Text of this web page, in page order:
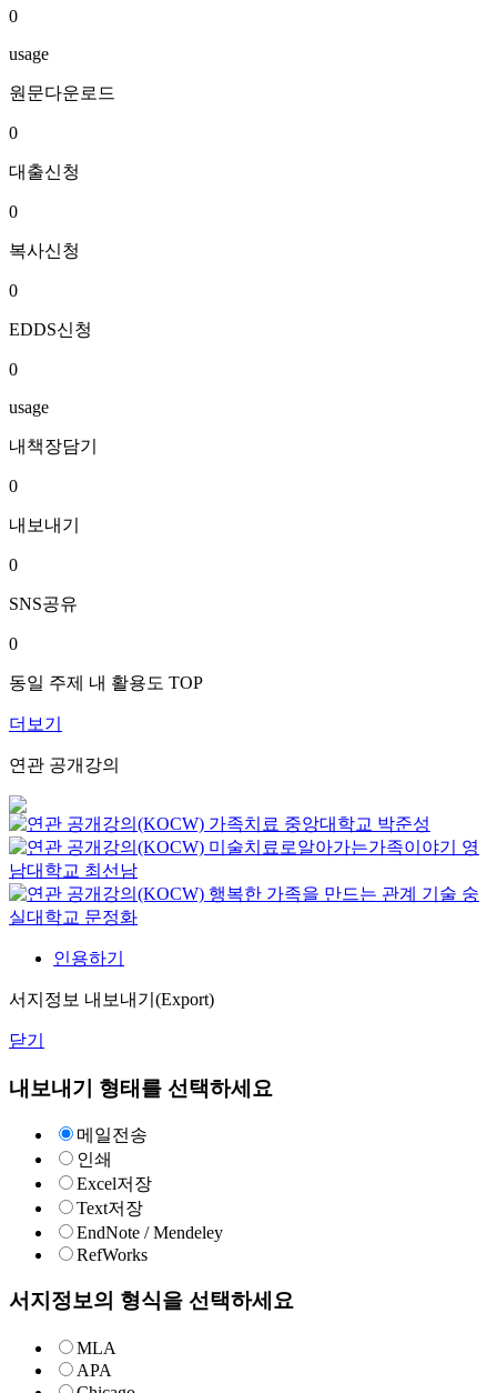
0
usage
원문다운로드
0
대출신청
0
복사신청
0
EDDS신청
0
usage
내책장담기
0
내보내기
0
SNS공유
0
동일 주제 내 활용도 TOP
더보기
연관 공개강의
가족치료 중앙대학교 박준성
미술치료로알아가는가족이야기
영
남대학교 최선남
행복한 가족을 만드는 관계 기술 숭
실대학교 문정화
인용하기
서지정보 내보내기(Export)
닫기
내보내기 형태를 선택하세요
메일전송
인쇄
Excel저장
Text저장
EndNote / Mendeley
RefWorks
서지정보의 형식을 선택하세요
MLA
APA